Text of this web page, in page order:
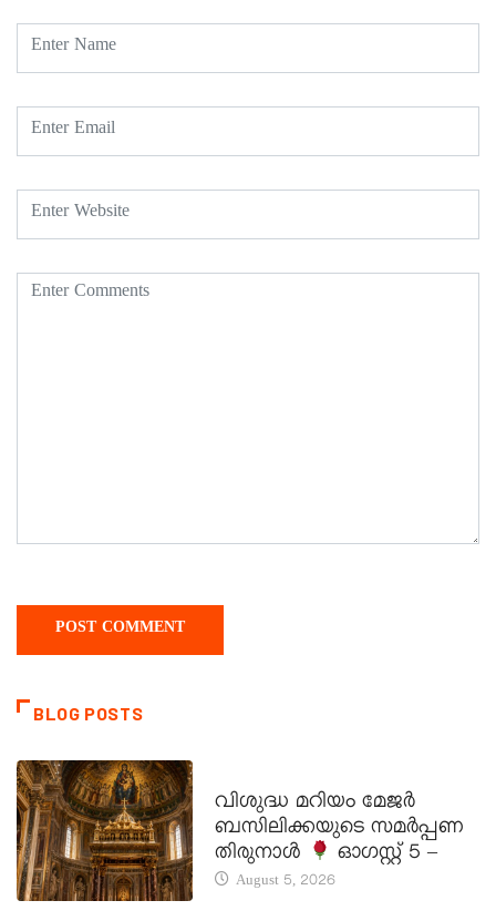
BLOG POSTS
വിശുദ്ധ മറിയം മേജർ
ബസിലിക്കയുടെ സമർപ്പണ
തിരുനാൾ
ഓഗസ്റ്റ് 5 –
August 5, 2026